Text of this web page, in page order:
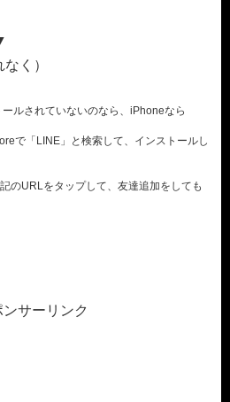
く）
ルされていないのなら、iPhoneなら
で「LINE」と検索して、インストールし
のURLをタップして、友達追加をしても
ンサーリンク